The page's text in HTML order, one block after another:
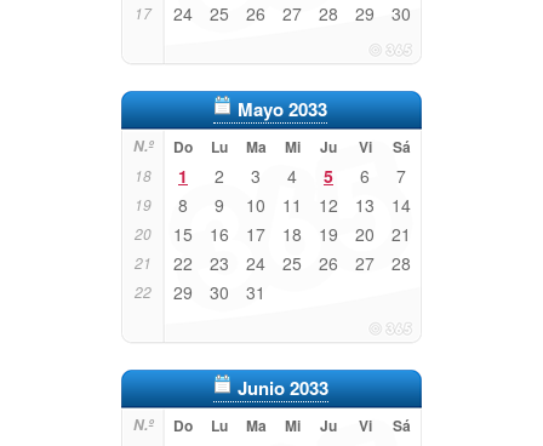
17 24 25 26 27 28 29 30
Mayo 2033
N.º Do Lu Ma Mi Ju Vi Sá
18 1 2 3 4 5 6 7
19 8 9 10 11 12 13 14
20 15 16 17 18 19 20 21
21 22 23 24 25 26 27 28
22 29 30 31
Junio 2033
N.º Do Lu Ma Mi Ju Vi Sá